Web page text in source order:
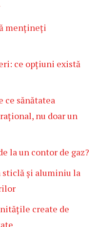
mențineți
ce opțiuni există
ce sănătatea
nu doar un
la un contor de gaz?
sticlă și aluminiu la
create de